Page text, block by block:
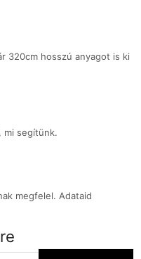
320cm hosszú anyagot is ki
mi segítünk.
megfelel. Adataid